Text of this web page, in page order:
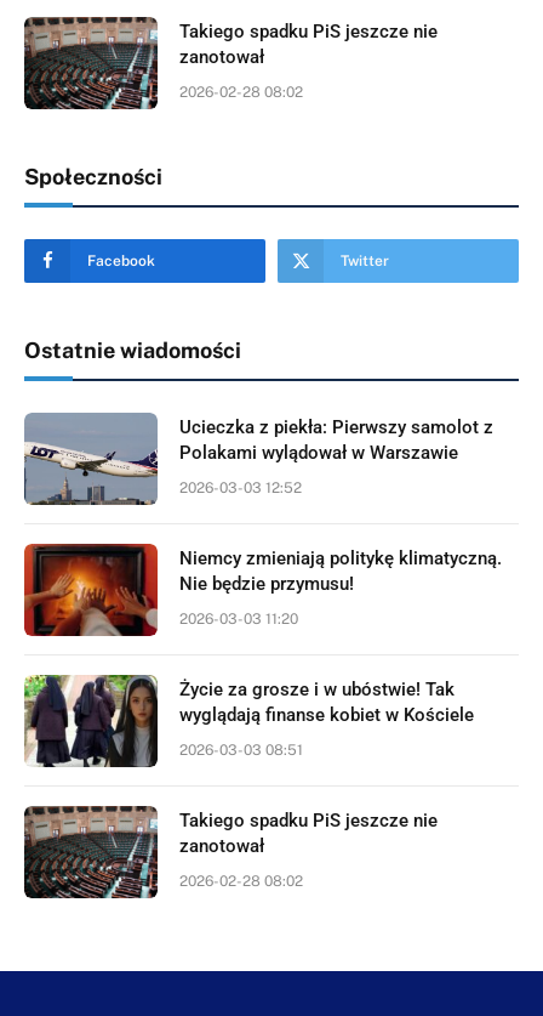
Takiego spadku PiS jeszcze nie
zanotował
2026-02-28 08:02
Społeczności
Facebook Twitter
Ostatnie wiadomości
Ucieczka z piekła: Pierwszy samolot z
Polakami wylądował w Warszawie
2026-03-03 12:52
Niemcy zmieniają politykę klimatyczną.
Nie będzie przymusu!
2026-03-03 11:20
Życie za grosze i w ubóstwie! Tak
wyglądają finanse kobiet w Kościele
2026-03-03 08:51
Takiego spadku PiS jeszcze nie
zanotował
2026-02-28 08:02